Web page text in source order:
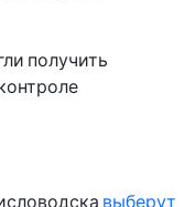
получить
выберут